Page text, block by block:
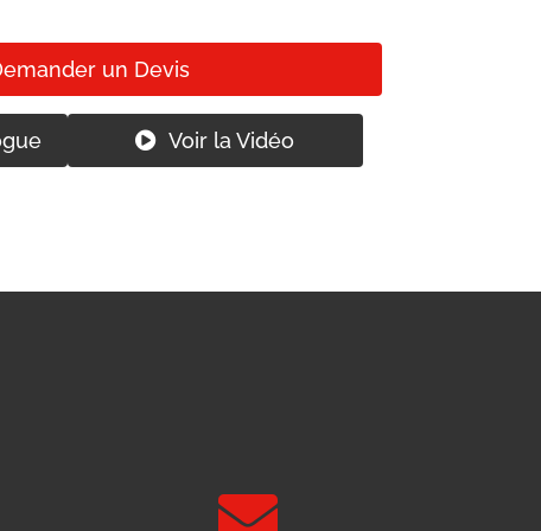
un Devis
Voir la Vidéo
